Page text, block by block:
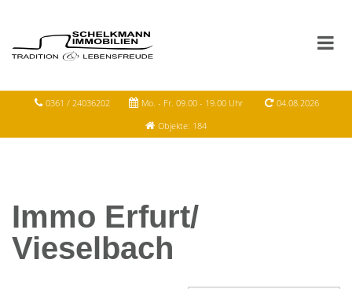
0361 / 24036202 Mo. - Fr. 09.00 - 19.00 Uhr
04.08.2026
Objekte: 184
Immo Erfurt/
Vieselbach